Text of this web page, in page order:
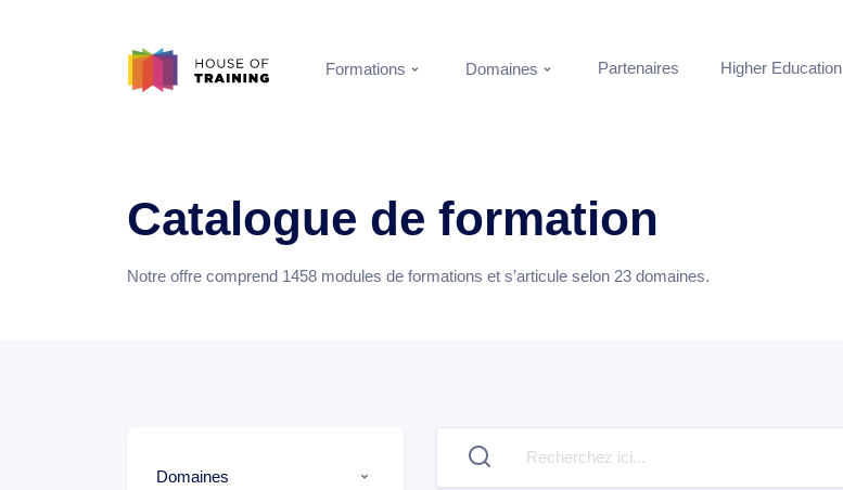
Formations Domaines Partenaires Higher Education
Catalogue de formation
Notre offre comprend 1458 modules de formations et s’articule selon 23 domaines.
Domaines